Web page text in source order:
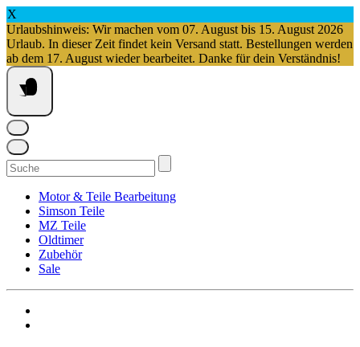
X
Urlaubshinweis: Wir machen vom 07. August bis 15. August 2026
Urlaub. In dieser Zeit findet kein Versand statt. Bestellungen werden
ab dem 17. August wieder bearbeitet. Danke für dein Verständnis!
Springe
zum
Inhalt
Suchen
nach:
Motor & Teile Bearbeitung
Simson Teile
MZ Teile
Oldtimer
Zubehör
Sale